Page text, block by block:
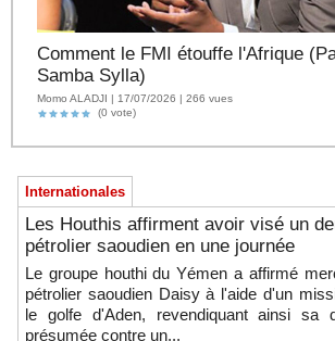
Comment le FMI étouffe l'Afrique
Samba Sylla)
Momo ALADJI | 17/07/2026 | 266 vues
(0 vote)
Internationales
Les Houthis affirment avoir visé un
pétrolier saoudien en une journée
Le groupe houthi du Yémen a affirmé
pétrolier saoudien Daisy à l'aide d'un
le golfe d'Aden, revendiquant ainsi sa
présumée contre un...